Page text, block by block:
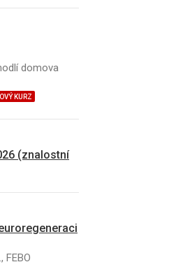
domova
KURZ
(znalostní
FEBO